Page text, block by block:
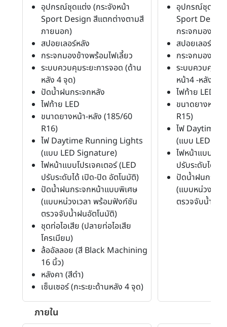
อุปกรณ์ชุดแต่ง (กระจังหน้า
Sport Design สีแตกต่างตามสี
ภายนอก)
สปอยเลอร์หลัง
กระจกมองข้างพร้อมไฟเลี้ยว
ระบบควบคุมระยะการจอด (ด้าน
หลัง 4 จุด)
ปัดน้ำฝนกระจกหลัง
ไฟท้าย LED
ขนาดยางหน้า-หลัง (185/60
R16)
ไฟ Daytime Running Lights
(แบบ LED Signature)
ไฟหน้าแบบโปรเจคเตอร์ (LED
ปรับระดับได้ เปิด-ปิด อัตโนมัติ)
ปัดน้ำฝนกระจกหน้าแบบพิเศษ
(แบบหน่วงเวลา พร้อมฟังก์ชัน
ตรวจจับน้ำฝนอัตโนมัติ)
ชุดท่อไอเสีย (ปลายท่อไอเสีย
โครเมียม)
ล้ออัลลอย (สี Black Machining
16 นิ้ว)
หลังคา (สีดำ)
เซ็นเซอร์ (กะระยะด้านหลัง 4 จุด)
อุปกรณ์ชุดแต่ง
Sport
กระจกมองข้าง
สปอยเลอร์หลัง
กระจกมองข้า
ระบบควบคุมร
หน้า4 -หลัง 4
ไฟท้าย LED
ขนาดยางหน้า
R15)
ไฟ Daytime
(แบบ LED
ไฟหน้าแบบโปร
ปรับระดับได้ เ
ปัดน้ำฝนกระจ
(แบบหน่วงเว
ตรวจจับน้ำฝน
ภายใน